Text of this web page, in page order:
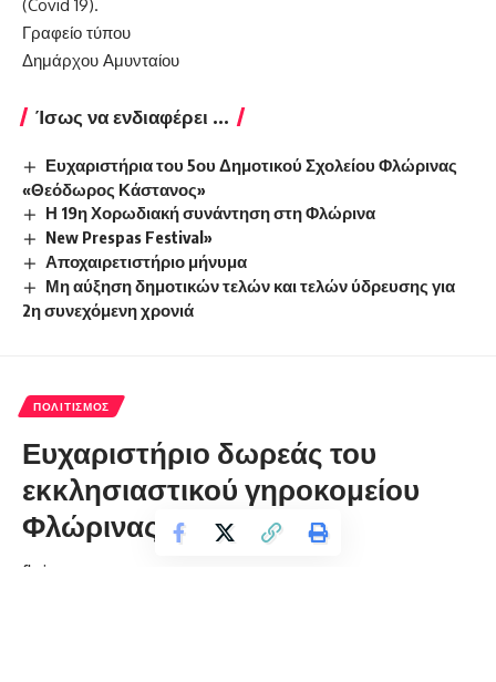
(Covid 19).
Γραφείο τύπου
Δημάρχου Αμυνταίου
Ίσως να ενδιαφέρει ...
Ευχαριστήρια του 5ου Δημοτικού Σχολείου Φλώρινας
«Θεόδωρος Κάστανος»
Η 19η Χορωδιακή συνάντηση στη Φλώρινα
New Prespas Festival»
Αποχαιρετιστήριο μήνυμα
Μη αύξηση δημοτικών τελών και τελών ύδρευσης για
2η συνεχόμενη χρονιά
ΠΟΛΙΤΙΣΜΌΣ
Ευχαριστήριο δωρεάς του
εκκλησιαστικού γηροκομείου
Φλώρινας
florinapress.gr